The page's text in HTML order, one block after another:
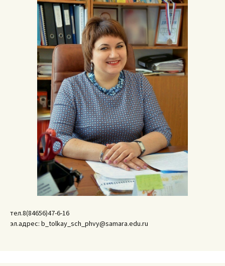
тел.8(84656)47-6-16
эл.адрес: b_tolkay_sch_phvy@samara.edu.ru